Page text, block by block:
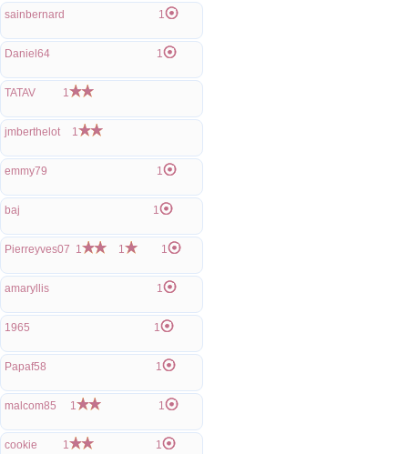
sainbernard 1
Daniel64 1
TATAV 1
jmberthelot 1
emmy79 1
baj 1
Pierreyves07 1 1 1
amaryllis 1
1965 1
Papaf58 1
malcom85 1 1
cookie 1 1